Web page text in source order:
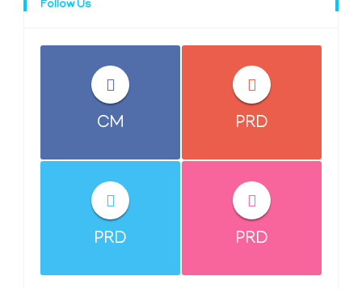
Follow Us
CM PRD
PRD PRD